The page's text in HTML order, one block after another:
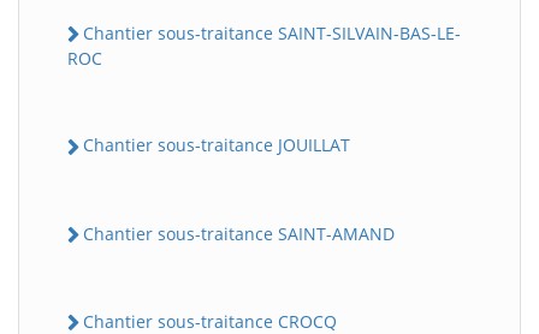
Chantier sous-traitance SAINT-SILVAIN-BAS-LE-
ROC
Chantier sous-traitance JOUILLAT
Chantier sous-traitance SAINT-AMAND
Chantier sous-traitance CROCQ